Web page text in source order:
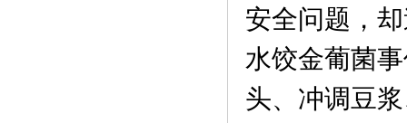
安全问题，
水饺金葡菌
头、冲调豆